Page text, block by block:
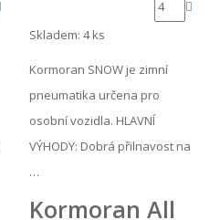
Skladem: 4 ks
Kormoran SNOW je zimní
pneumatika určena pro
osobní vozidla. HLAVNÍ
VÝHODY: Dobrá přilnavost na
…
Kormoran All